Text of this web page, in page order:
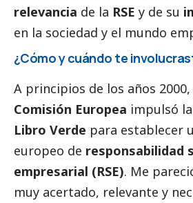
relevancia de la RSE y de su
en la sociedad y el mundo
¿Cómo y cuándo te
A principios de los años
Comisión Europea impulsó
Libro Verde para establecer
europeo de responsabilidad
empresarial (RSE). Me
muy acertado, relevante y